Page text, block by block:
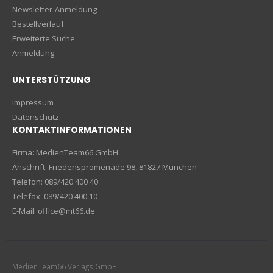
Newsletter-Anmeldung
Bestellverlauf
Erweiterte Suche
Anmeldung
UNTERSTÜTZUNG
Impressum
Datenschutz
KONTAKTINFORMATIONEN
Firma: MedienTeam66 GmbH
Anschrift: Friedenspromenade 98, 81827 München
Telefon: 089/420 400 40
Telefax: 089/420 400 10
E-Mail: office@mt66.de
MedienTeam66 Verlags GmbH